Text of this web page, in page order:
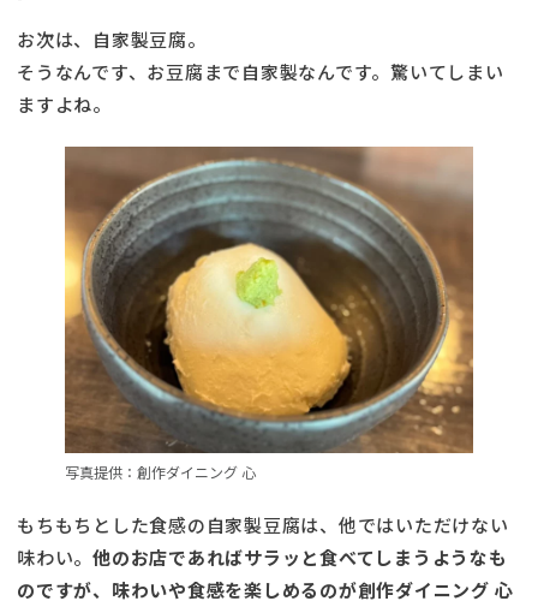
お次は、自家製豆腐。
そうなんです、お豆腐まで自家製なんです。驚いてしまい
ますよね。
写真提供：創作ダイニング 心
もちもちとした食感の自家製豆腐は、他ではいただけない
味わい。 他のお店であればサラッと食べてしまうようなも
のですが、味わいや食感を楽しめるのが創作ダイニング 心